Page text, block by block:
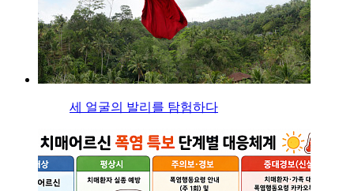
세 얼굴의 발리를 탐험하다